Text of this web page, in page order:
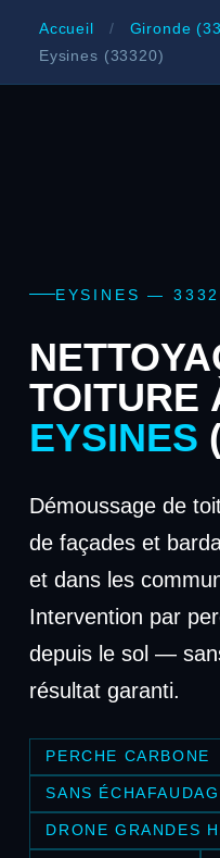
Accueil / Gironde
Eysines (33320)
EYSINES —
TOITURE
EYSINES
Démoussage de
de façades et
et dans les
Intervention par
depuis le sol —
résultat garanti.
PERCHE CARBONE
SANS
DRONE GRANDES